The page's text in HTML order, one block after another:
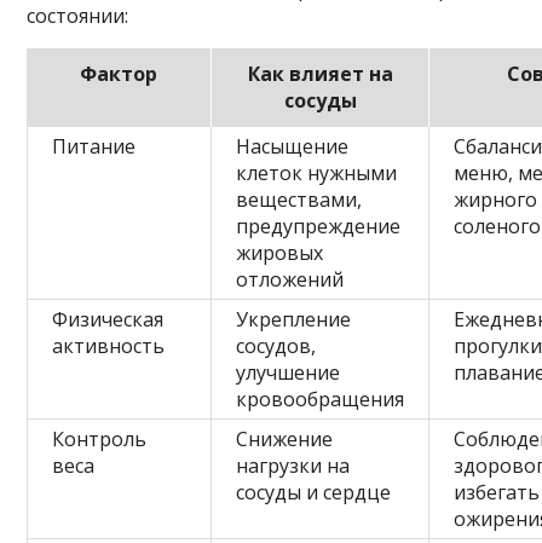
состоянии:
Фактор
Как влияет на
сосуды
Питание
Насыщение
клеток нужными
веществами,
предупреждение
жировых
отложений
меню,
жирного
соленого
Физическая
активность
Укрепление
сосудов,
улучшение
кровообращения
Контроль
веса
Снижение
нагрузки на
сосуды и сердце
избегать